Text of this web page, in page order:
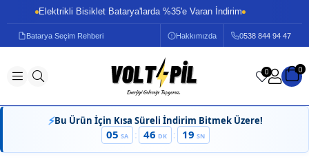
Elektrikli Bisiklet Batarya'larda %35'e Varan İndirim
Batarya Seçim Rehberi Hakkımızda 0538 844 94 47
0 0
⚡Bu Ürün İçin Kısa Süreli İndirim Bitmek Üzere!
05 SA : 46 DK : 19 SN